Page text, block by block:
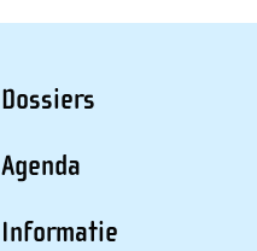
Dossiers
Agenda
Informatie